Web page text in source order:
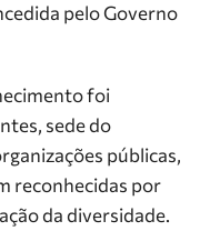
pelo Governo
foi
sede do
públicas,
reconhecidas por
da diversidade.